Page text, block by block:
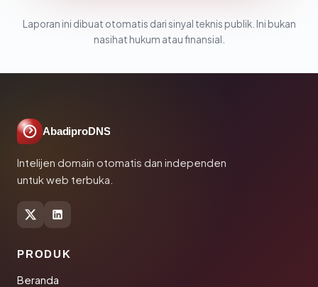
Laporan ini dibuat otomatis dari sinyal teknis publik. Ini bukan
nasihat hukum atau finansial.
AbadiproDNS
Intelijen domain otomatis dan independen
untuk web terbuka.
PRODUK
Beranda